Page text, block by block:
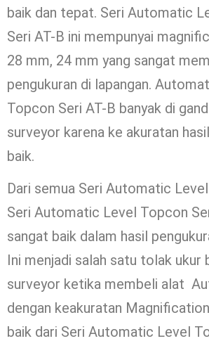
baik dan tepat. Seri Automatic
Seri AT-B ini mempunyai
28 mm, 24 mm yang sangat
pengukuran di lapangan.
Topcon Seri AT-B banyak di
surveyor karena ke akuratan
baik.
Dari semua Seri Automatic
Seri Automatic Level Topcon
sangat baik dalam hasil
Ini menjadi salah satu tolak ukur
surveyor ketika membeli alat
dengan keakuratan
baik dari Seri Automatic Level